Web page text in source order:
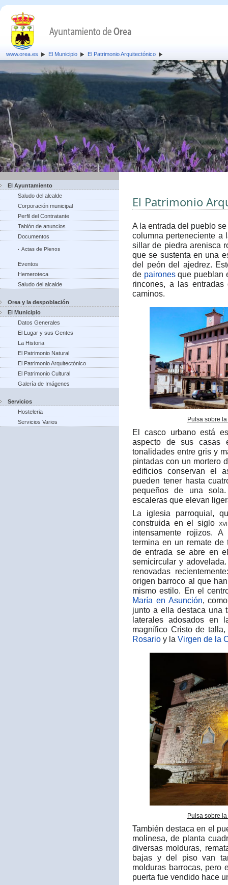
www.orea.es El Municipio El Patrimonio Arquitectónico
El Ayuntamiento
Saludo del alcalde
Corporación municipal
Perfil del Contratante
Tablón de anuncios
Documentos
Actas de Plenos
Eventos
Hemeroteca
Saludo del alcalde
Orea y la despoblación
El Municipio
Datos Generales
El Lugar y sus Gentes
La Historia
El Patrimonio Natural
El Patrimonio Arquitectónico
El Patrimonio Cultural
Galería de Imágenes
Servicios
Hosteleria
Servicios Varios
El Patrimonio
A la entrada del pueblo
columna perteneciente a
sillar de piedra arenisca
que se sustenta en una
del peón del ajedrez.​
de paironesque pueblan
rincones, a las
caminos.
Pulsa sobre
El casco urbano está
aspecto de sus casas
tonalidades entre gris y
pintadas con un mortero
edificios conservan el
pueden tener hasta
pequeños de una
escaleras que elevan
La iglesia parroquial,
construida en el siglo
intensamente rojizos.
termina en un remate de
de entrada se abre en
semicircular y
renovadas
origen barroco al que
mismo estilo. En el
María en Asunción,
junto a ella destaca una
laterales adosados en
magnífico Cristo de
Rosario y la Virgen de la
Pulsa sobre
También destaca en el
molinesa, de planta
diversas molduras,
bajas y del piso van
molduras barrocas, pero
puerta fue vendido hace